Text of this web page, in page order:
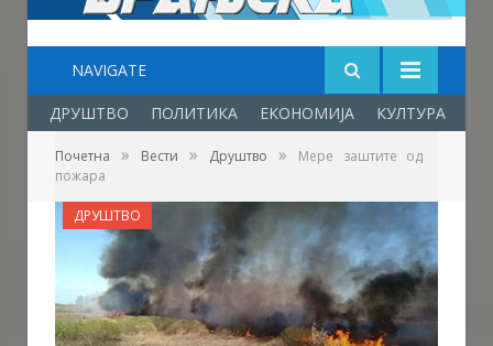
NAVIGATE
ДРУШТВО ПОЛИТИКА ЕКОНОМИЈА КУЛТУРА
Почетна » Вести » Друштво »
Мере заштите од
пожара
ДРУШТВО